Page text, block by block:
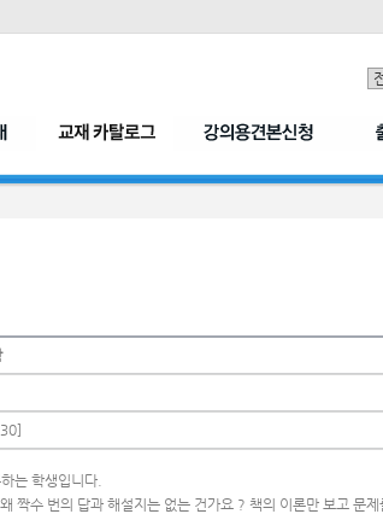
는 학생입니다.
짝수 번의 답과 해설지는 없는 건가요 ? 책의 이론만 보고 문